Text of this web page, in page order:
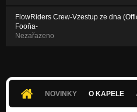
FlowRiders Crew-Vzestup ze dna
Fooňa-
Nezařazeno
NOVINKY O KAPELE